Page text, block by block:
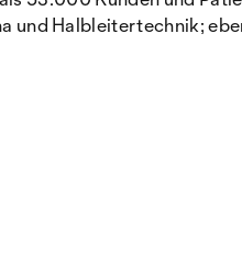
und Halbleitertechnik;